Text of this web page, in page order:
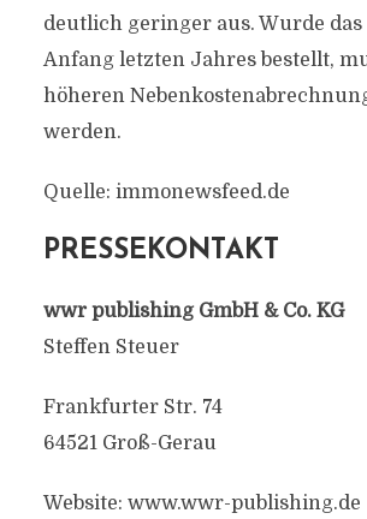
deutlich geringer aus. Wurde das
Anfang letzten Jahres bestellt,
höheren
werden.
Quelle: immonewsfeed.de
PRESSEKONTAKT
wwr publishing GmbH & Co. KG
Steffen Steuer
Frankfurter Str. 74
64521 Groß-Gerau
Website: www.wwr-publishing.de